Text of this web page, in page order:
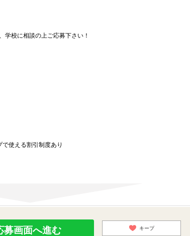
校に相談の上ご応募下さい！
使える割引制度あり
募画面へ進む キープ